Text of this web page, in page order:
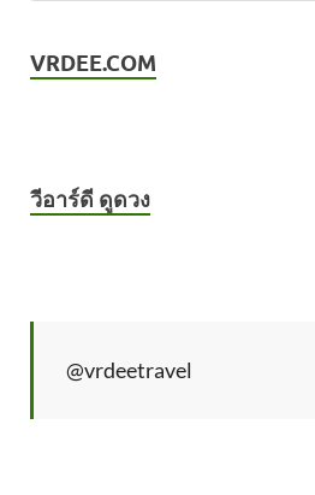
VRDEE.COM
วีอาร์ดี ดูดวง
@vrdeetravel